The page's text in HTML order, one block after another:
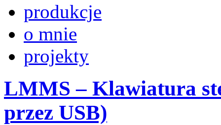
produkcje
o mnie
projekty
LMMS – Klawiatura
przez USB)